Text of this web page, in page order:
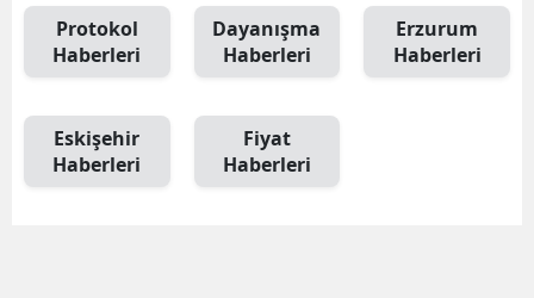
Protokol
Haberleri
Dayanışma
Haberleri
Erzurum
Haberleri
Eskişehir
Haberleri
Fiyat
Haberleri